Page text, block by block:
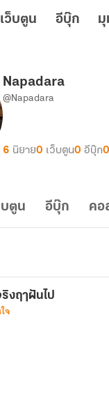
เว็บตูน อีบุ๊ก มุ
Napadara
@Napadara
6 นิยาย0 เว็บตูน0 อีบุ๊ก0
บตูน อีบุ๊ก คอ
งฤาฝันไป
จ